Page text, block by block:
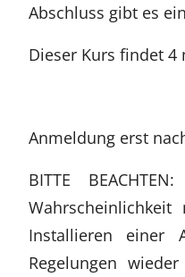
Abschluss gibt es
Dieser Kurs findet
Anmeldung erst
BITTE
Installieren einer
Regelungen